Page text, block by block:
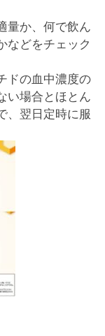
量か、何で飲ん
などをチェック
ドの血中濃度の
い場合とほとん
、翌日定時に服